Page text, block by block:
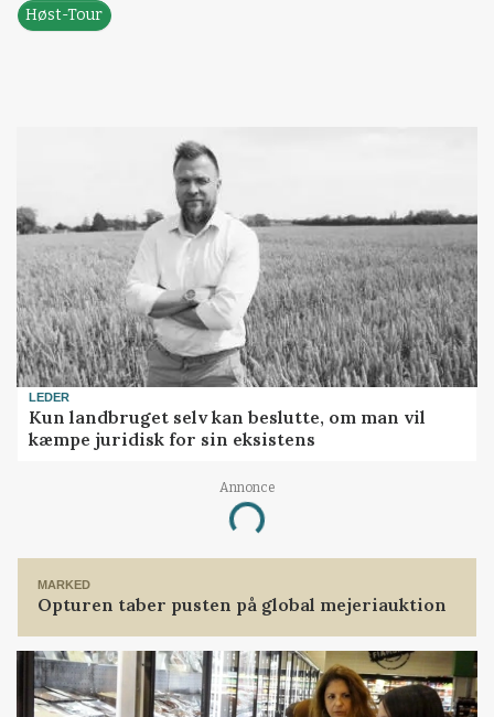
Høst-Tour
LEDER
Kun landbruget selv kan beslutte, om man vil
kæmpe juridisk for sin eksistens
Annonce
Loading...
MARKED
Opturen taber pusten på global mejeriauktion